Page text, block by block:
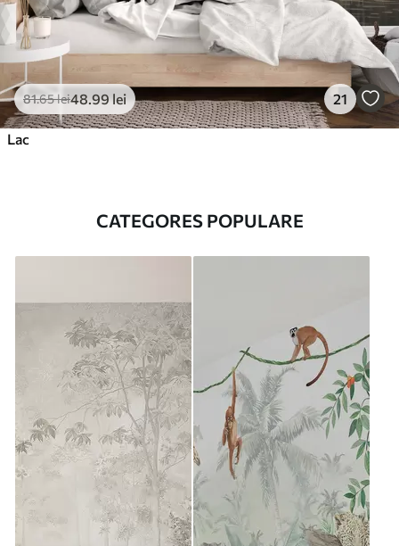
81.65lei48.99lei 21
Lac
CATEGORES POPULARE